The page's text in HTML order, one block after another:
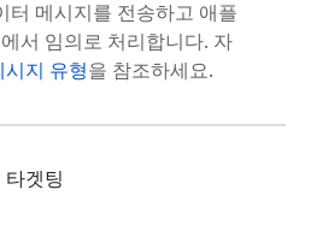
터 메시지를 전송하고 애플
서 임의로 처리합니다. 자
시지 유형을 참조하세요.
타겟팅